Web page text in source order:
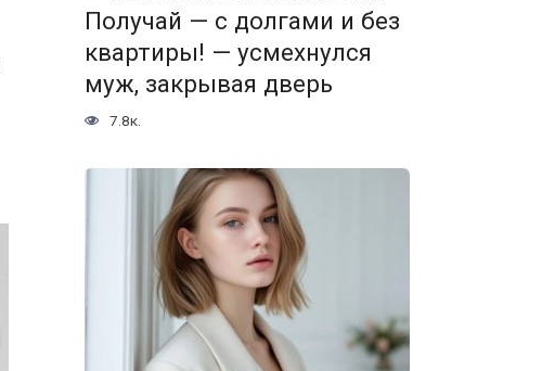
Получай — с долгами и без
квартиры! — усмехнулся
муж, закрывая дверь
7.8к.